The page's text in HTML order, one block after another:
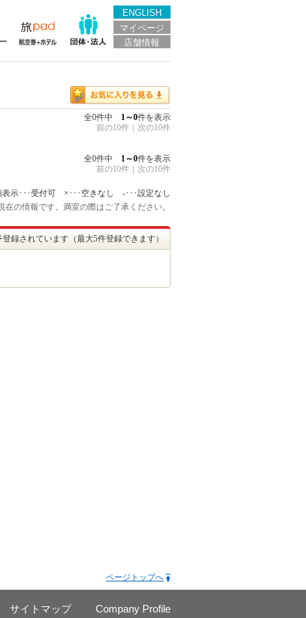
ENGLISH
マイページ
店舗情報
全0件中 1～0件を表示
前の10件
次の10件
全0件中 1～0件を表示
前の10件
次の10件
表示･･･受付可 ×･･･空きなし -･･･設定なし
在の情報です。満室の際はご了承ください。
登録されています（最大5件登録できます）
ページトップへ
サイトマップ Company Profile